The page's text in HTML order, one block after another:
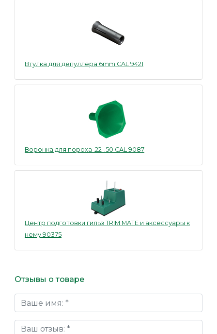
Втулка для депуллера 6mm CAL 9421
Воронка для пороха .22-.50 CAL 9087
Центр подготовки гильз TRIM MATE и аксессуары к
нему 90375
Отзывы о товаре